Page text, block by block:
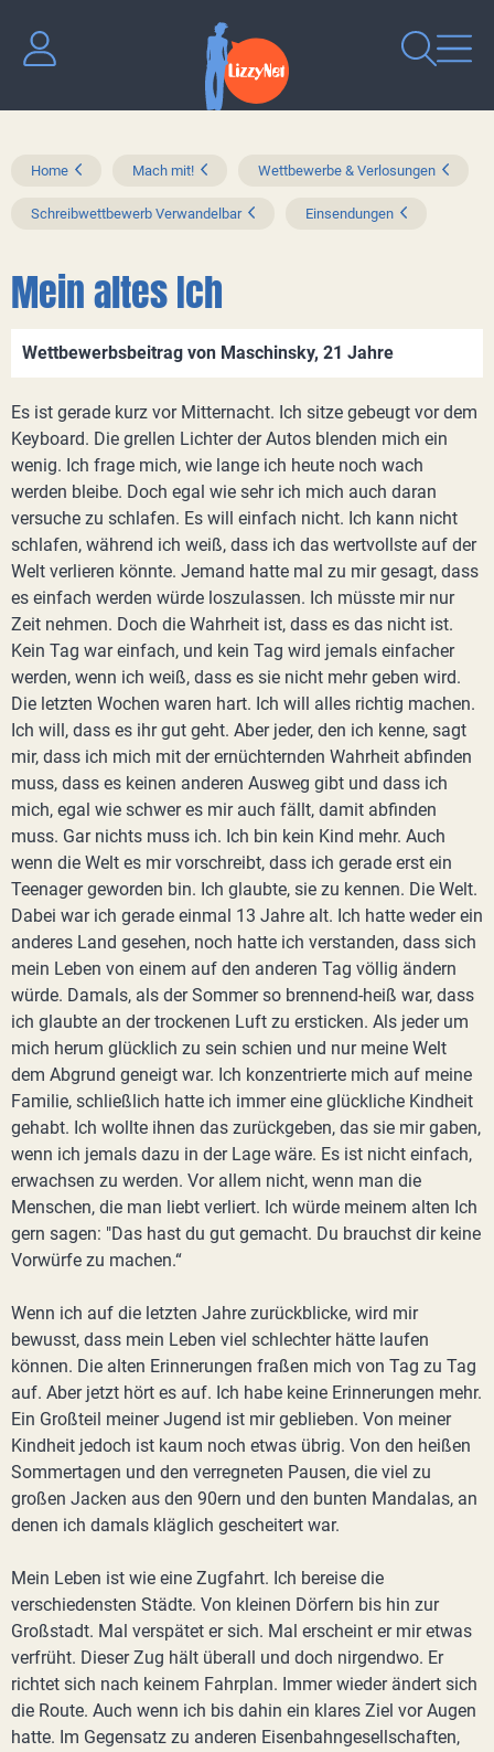
Home Mach mit! Wettbewerbe & Verlosungen
Schreibwettbewerb Verwandelbar Einsendungen
Mein altes Ich
Wettbewerbsbeitrag von Maschinsky, 21 Jahre
Es ist gerade kurz vor Mitternacht. Ich sitze gebeugt vor dem
Keyboard. Die grellen Lichter der Autos blenden mich ein
wenig. Ich frage mich, wie lange ich heute noch wach
werden bleibe. Doch egal wie sehr ich mich auch daran
versuche zu schlafen. Es will einfach nicht. Ich kann nicht
schlafen, während ich weiß, dass ich das wertvollste auf der
Welt verlieren könnte. Jemand hatte mal zu mir gesagt, dass
es einfach werden würde loszulassen. Ich müsste mir nur
Zeit nehmen. Doch die Wahrheit ist, dass es das nicht ist.
Kein Tag war einfach, und kein Tag wird jemals einfacher
werden, wenn ich weiß, dass es sie nicht mehr geben wird.
Die letzten Wochen waren hart. Ich will alles richtig machen.
Ich will, dass es ihr gut geht. Aber jeder, den ich kenne, sagt
mir, dass ich mich mit der ernüchternden Wahrheit abfinden
muss, dass es keinen anderen Ausweg gibt und dass ich
mich, egal wie schwer es mir auch fällt, damit abfinden
muss. Gar nichts muss ich. Ich bin kein Kind mehr. Auch
wenn die Welt es mir vorschreibt, dass ich gerade erst ein
Teenager geworden bin. Ich glaubte, sie zu kennen. Die Welt.
Dabei war ich gerade einmal 13 Jahre alt. Ich hatte weder ein
anderes Land gesehen, noch hatte ich verstanden, dass sich
mein Leben von einem auf den anderen Tag völlig ändern
würde. Damals, als der Sommer so brennend-heiß war, dass
ich glaubte an der trockenen Luft zu ersticken. Als jeder um
mich herum glücklich zu sein schien und nur meine Welt
dem Abgrund geneigt war. Ich konzentrierte mich auf meine
Familie, schließlich hatte ich immer eine glückliche Kindheit
gehabt. Ich wollte ihnen das zurückgeben, das sie mir gaben,
wenn ich jemals dazu in der Lage wäre. Es ist nicht einfach,
erwachsen zu werden. Vor allem nicht, wenn man die
Menschen, die man liebt verliert. Ich würde meinem alten Ich
gern sagen: "Das hast du gut gemacht. Du brauchst dir keine
Vorwürfe zu machen.“
Wenn ich auf die letzten Jahre zurückblicke, wird mir
bewusst, dass mein Leben viel schlechter hätte laufen
können. Die alten Erinnerungen fraßen mich von Tag zu Tag
auf. Aber jetzt hört es auf. Ich habe keine Erinnerungen mehr.
Ein Großteil meiner Jugend ist mir geblieben. Von meiner
Kindheit jedoch ist kaum noch etwas übrig. Von den heißen
Sommertagen und den verregneten Pausen, die viel zu
großen Jacken aus den 90ern und den bunten Mandalas, an
denen ich damals kläglich gescheitert war.
Mein Leben ist wie eine Zugfahrt. Ich bereise die
verschiedensten Städte. Von kleinen Dörfern bis hin zur
Großstadt. Mal verspätet er sich. Mal erscheint er mir etwas
verfrüht. Dieser Zug hält überall und doch nirgendwo. Er
richtet sich nach keinem Fahrplan. Immer wieder ändert sich
die Route. Auch wenn ich bis dahin ein klares Ziel vor Augen
hatte. Im Gegensatz zu anderen Eisenbahngesellschaften,